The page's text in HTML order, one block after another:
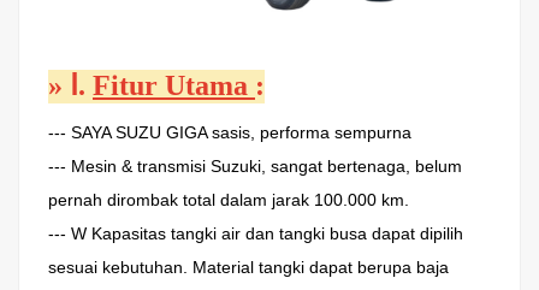
» Ⅰ. Fitur Utama :
--- SAYASUZU GIGAsasis, performa sempurna
--- Mesin & transmisi Suzuki, sangat bertenaga, belum
pernah dirombak total dalam jarak 100.000 km.
--- W Kapasitas tangki air dan tangki busa dapat dipilih
sesuai kebutuhan. Material tangki dapat berupa baja